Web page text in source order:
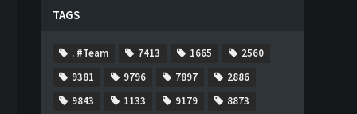
TAGS
. #Team 7413 1665
2560
9381
9796 7897
2886
9843
1133 9179
8873